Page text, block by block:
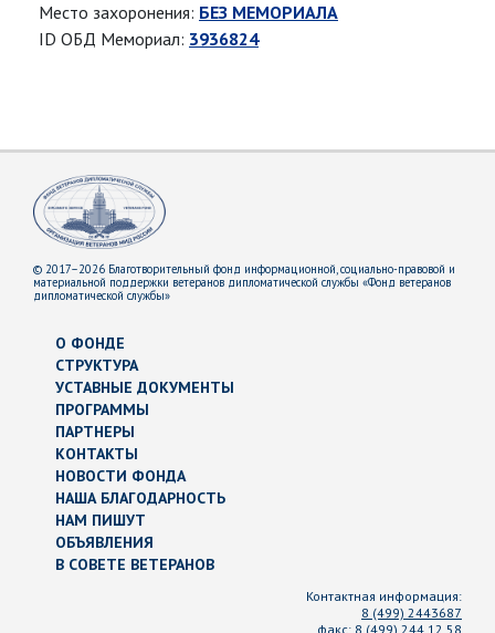
Место захоронения: БЕЗ МЕМОРИАЛА
ID ОБД Мемориал: 3936824
© 2017–2026 Благотворительный фонд информационной, социально-правовой и
материальной поддержки ветеранов дипломатической службы «Фонд ветеранов
дипломатической службы»
О ФОНДЕ
СТРУКТУРА
УСТАВНЫЕ ДОКУМЕНТЫ
ПРОГРАММЫ
ПАРТНЕРЫ
КОНТАКТЫ
НОВОСТИ ФОНДА
НАША БЛАГОДАРНОСТЬ
НАМ ПИШУТ
ОБЪЯВЛЕНИЯ
В СОВЕТЕ ВЕТЕРАНОВ
Контактная информация:
8 (499) 2443687
факс: 8 (499) 244 12 58